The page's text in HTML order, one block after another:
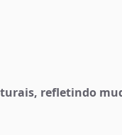
refletindo